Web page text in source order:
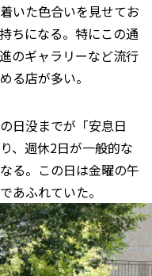
いた色合いを見せてお
ちになる。特にこの通
のギャラリーなど流行
る店が多い。
日没までが「安息日
、週休2日が一般的な
る。この日は金曜の午
あふれていた。